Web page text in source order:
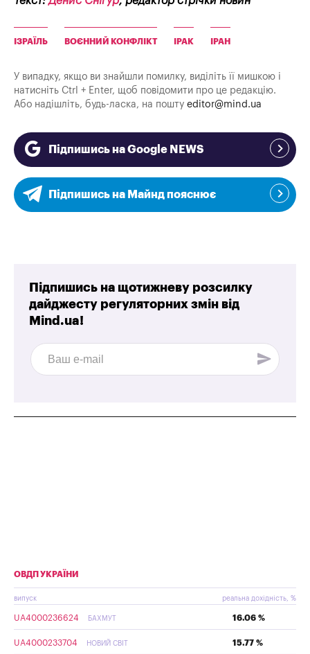
ІЗРАЇЛЬ ВОЄННИЙ КОНФЛІКТ ІРАК ІРАН
У випадку, якщо ви знайшли помилку, виділіть її мишкою і
натисніть Ctrl + Enter, щоб повідомити про це редакцію.
Або надішліть, будь-ласка, на пошту editor@mind.ua
Підпишись на Google NEWS
Підпишись на Майнд пояснює
Підпишись на щотижневу розсилку
дайджесту регуляторних змін від
Mind.ua!
ОВДП УКРАЇНИ
випуск реальна дохідність, %
UA4000236624 БАХМУТ 16.06 %
UA4000233704 НОВИЙ СВІТ 15.77 %